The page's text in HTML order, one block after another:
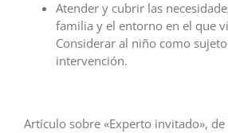
Atender y cubrir las
familia y el entorno en el que
Considerar al niño como
intervención.
Artículo sobre «Experto invitado», de